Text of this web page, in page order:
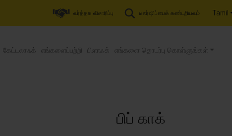
வர்த்தக விசாரிப்பு டீலர்ஷிப்பைக் கண்டறியவும் Tamil
கேட்டலாஃக் எங்களைப்பற்றி பிளாஃக் எங்களை தொடர்பு கொள்ளுங்கள்
பிப் காக்